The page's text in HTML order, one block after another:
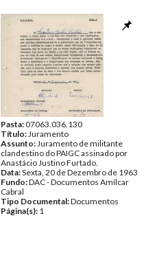
Pasta:07063.036.130
Título:Juramento
Assunto:Juramento de militante
clandestino do PAIGC assinado por
Anastácio Justino Furtado.
Data:Sexta, 20 de Dezembro de 1963
Fundo:DAC - Documentos Amílcar
Cabral
Tipo Documental:Documentos
Página(s): 1